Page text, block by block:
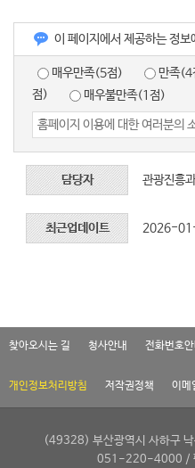
이 페이지에서 제공하는 정보
매우만족(5점) 만족(4
점)
매우불만족(1점)
담당자 관광진
최근업데이트 2026-
찾아오시는 길 청사안내 전화번호안
개인정보처리방침 저작권정책 이메
(49328) 부산광역시 사하구
051-220-4000 /